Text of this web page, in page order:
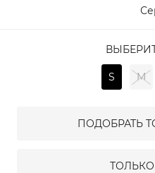
S M
ПОДОБРАТЬ